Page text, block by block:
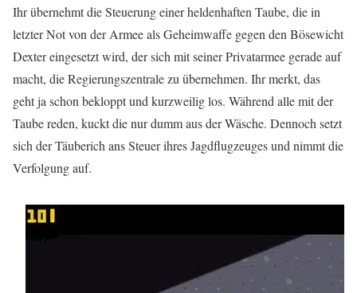
Ihr übernehmt die Steuerung einer heldenhaften Taube, die in
letzter Not von der Armee als Geheimwaffe gegen den Bösewicht
Dexter eingesetzt wird, der sich mit seiner Privatarmee gerade auf
macht, die Regierungszentrale zu übernehmen. Ihr merkt, das
geht ja schon bekloppt und kurzweilig los. Während alle mit der
Taube reden, kuckt die nur dumm aus der Wäsche. Dennoch setzt
sich der Täuberich ans Steuer ihres Jagdflugzeuges und nimmt die
Verfolgung auf.